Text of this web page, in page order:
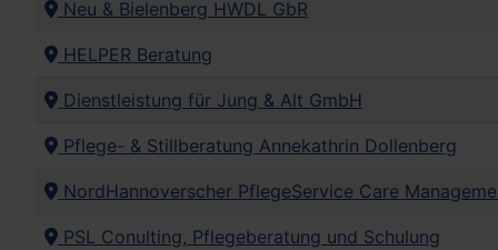
Neu & Bielenberg HWDL GbR
HELPER Beratung
Dienstleistung für Jung & Alt GmbH
Pflege- & Stillberatung Annekathrin Dollenberg
NordHannoverscher PflegeService Care
PSL Conulting, Pflegeberatung und Schulung